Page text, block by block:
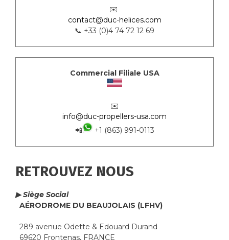
✉️
contact@duc-helices.com
📞 +33 (0)4 74 72 12 69
Commercial Filiale USA
✉️
info@duc-propellers-usa.com
📲
+1 (863) 991-0113
RETROUVEZ NOUS
▶ Siège Social
AÉRODROME DU BEAUJOLAIS (LFHV)
289 avenue Odette & Edouard Durand
69620 Frontenas, FRANCE